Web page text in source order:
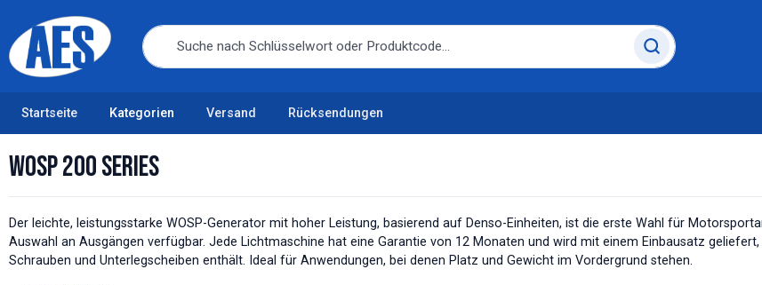
Startseite Kategorien Versand Rücksendungen
WOSP 200 Series
Der leichte, leistungsstarke WOSP-Generator mit hoher Leistung, basierend auf Denso-Einheiten, ist die erste Wahl für
Auswahl an Ausgängen verfügbar. Jede Lichtmaschine hat eine Garantie von 12 Monaten und wird mit einem Einbausatz
Schrauben und Unterlegscheiben enthält. Ideal für Anwendungen, bei denen Platz und Gewicht im Vordergrund stehen.